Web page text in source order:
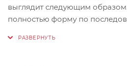
соответствующее всем
безопасности.
выглядит следующим
полностью форму по